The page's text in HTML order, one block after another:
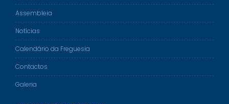
Assembleia
Notícias
Calendário da Freguesia
Contactos
Galeria